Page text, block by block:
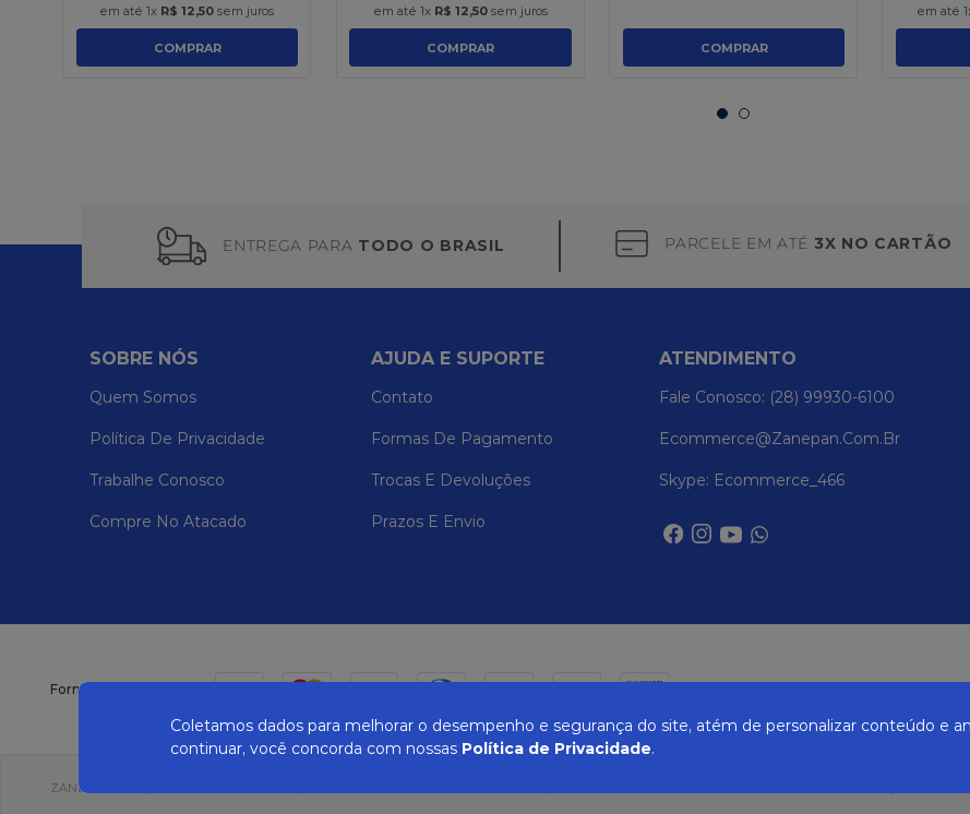
em até1x R$ 12,50 sem juros
COMPRAR
em até 1x R$ 12,50sem juros
COMPRAR COMPRAR
em até 1
ENTREGA PARA TODO O BRASIL PARCELE EM ATÉ 3X NO CARTÃO
SOBRE NÓS
Quem Somos
Política De Privacidade
Trabalhe Conosco
Compre No Atacado
AJUDA E SUPORTE
Contato
Formas De Pagamento
Trocas E Devoluções
Prazos E Envio
ATENDIMENTO
Fale Conosco: (28) 99930-6100
Ecommerce@zanepan.com.br
Skype: Ecommerce_466
Formas de pagamento
ZANEPAN 2022 | CNPJ: 04.319.228/0001-08 | AVENIDA MAURO MIRANDA MADUREIRA, 514 - ELPÍDIO VOLPINI - CACHOEIRO DE ITAPEMIRIM - ES | CEP 29309-712
Coletamos dados para melhorar o desempenho e segurança do site, atém de personalizar conteúdo e
continuar, você concorda com nossas Política de Privacidade.